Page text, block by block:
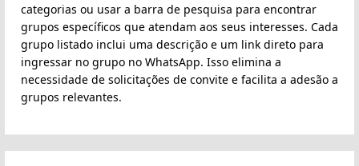
categorias ou usar a barra de pesquisa para encontrar
grupos específicos que atendam aos seus interesses. Cada
grupo listado inclui uma descrição e um link direto para
ingressar no grupo no WhatsApp. Isso elimina a
necessidade de solicitações de convite e facilita a adesão a
grupos relevantes.